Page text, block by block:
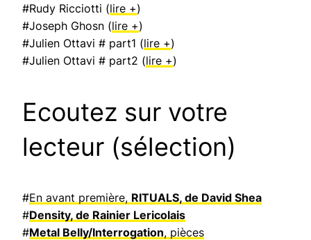
#Rudy Ricciotti (lire +)
#Joseph Ghosn (lire +)
#Julien Ottavi # part1 (lire +)
#Julien Ottavi # part2 (lire +)
Ecoutez sur votre
lecteur (sélection)
#En avant première, RITUALS, de David Shea
#Density, de Rainier Lericolais
#Metal Belly/Interrogation, pièces